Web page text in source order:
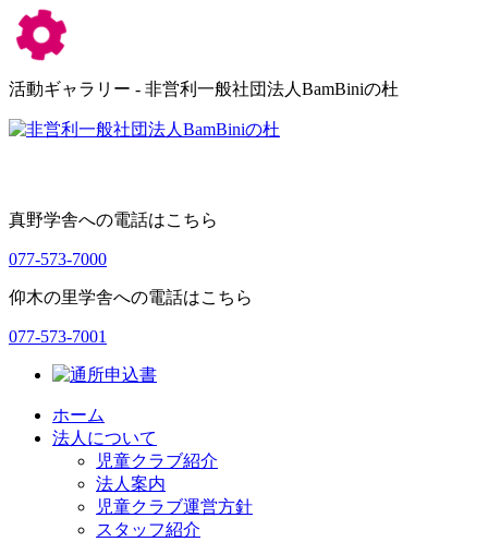
活動ギャラリー - 非営利一般社団法人BamBiniの杜
真野学舎への電話はこちら
077-573-7000
仰木の里学舎への電話はこちら
077-573-7001
ホーム
法人について
児童クラブ紹介
法人案内
児童クラブ運営方針
スタッフ紹介